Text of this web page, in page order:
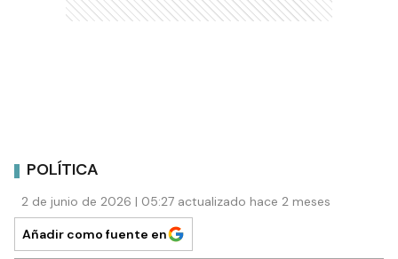
POLÍTICA
2 de junio de 2026 | 05:27 actualizado hace 2 meses
Añadir como fuente en